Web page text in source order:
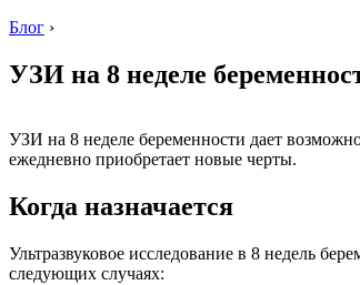
Блог ›
УЗИ на 8 неделе
УЗИ на 8 неделе беременности дает
ежедневно приобретает новые черты.
Когда назначается
Ультразвуковое исследование в 8 недель
следующих случаях: